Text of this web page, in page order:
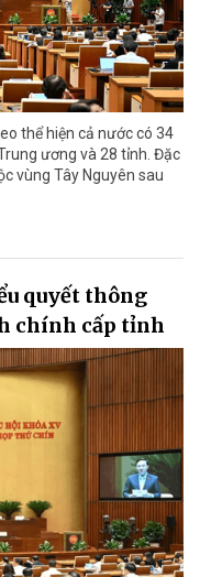
thể hiện cả nước có 34
ương và 28 tỉnh. Đặc
vùng Tây Nguyên sau
quyết thông
chính cấp tỉnh